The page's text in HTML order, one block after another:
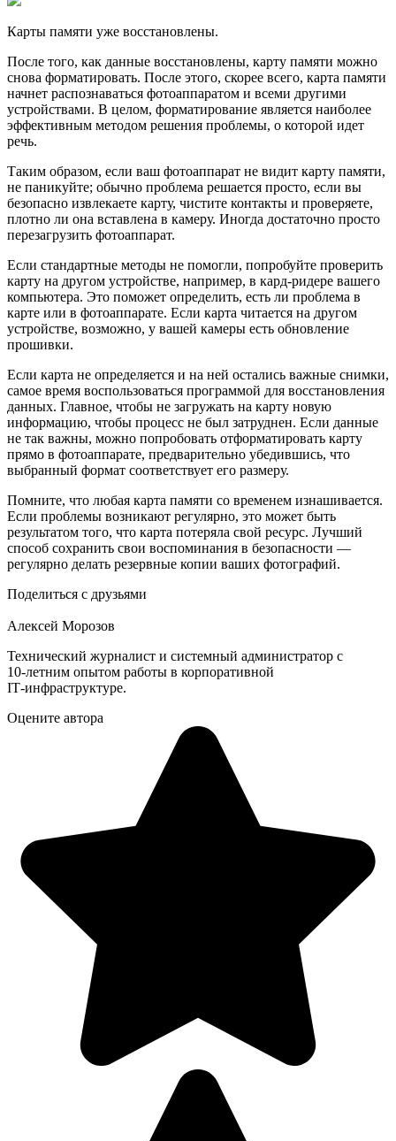
Карты памяти уже восстановлены.
После того, как данные восстановлены, карту памяти можно
снова форматировать. После этого, скорее всего, карта памяти
начнет распознаваться фотоаппаратом и всеми другими
устройствами. В целом, форматирование является наиболее
эффективным методом решения проблемы, о которой идет
речь.
Таким образом, если ваш фотоаппарат не видит карту памяти,
не паникуйте; обычно проблема решается просто, если вы
безопасно извлекаете карту, чистите контакты и проверяете,
плотно ли она вставлена в камеру. Иногда достаточно просто
перезагрузить фотоаппарат.
Если стандартные методы не помогли, попробуйте проверить
карту на другом устройстве, например, в кард-ридере вашего
компьютера. Это поможет определить, есть ли проблема в
карте или в фотоаппарате. Если карта читается на другом
устройстве, возможно, у вашей камеры есть обновление
прошивки.
Если карта не определяется и на ней остались важные снимки,
самое время воспользоваться программой для восстановления
данных. Главное, чтобы не загружать на карту новую
информацию, чтобы процесс не был затруднен. Если данные
не так важны, можно попробовать отформатировать карту
прямо в фотоаппарате, предварительно убедившись, что
выбранный формат соответствует его размеру.
Помните, что любая карта памяти со временем изнашивается.
Если проблемы возникают регулярно, это может быть
результатом того, что карта потеряла свой ресурс. Лучший
способ сохранить свои воспоминания в безопасности —
регулярно делать резервные копии ваших фотографий.
Поделиться с друзьями
Алексей Морозов
Технический журналист и системный администратор с
10‑летним опытом работы в корпоративной
IT‑инфраструктуре.
Оцените автора